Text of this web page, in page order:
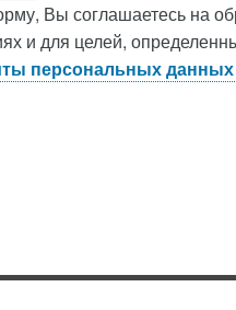
Вы соглашаетесь на
и для целей,
персональных